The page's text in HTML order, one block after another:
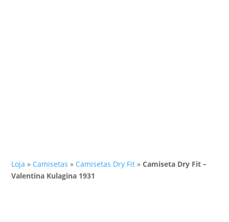
Loja » Camisetas » Camisetas Dry Fit »Camiseta Dry Fit –
Valentina Kulagina 1931